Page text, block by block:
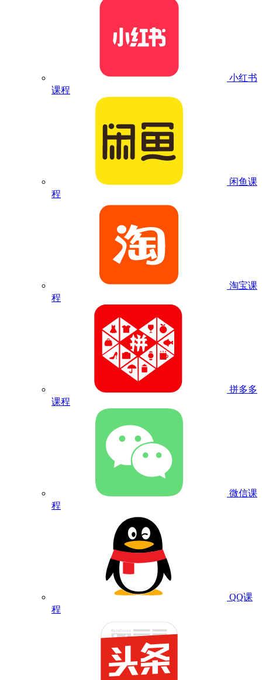
小红书
课程
闲鱼课
程
淘宝课
程
拼多多
课程
微信课
程
QQ课
程